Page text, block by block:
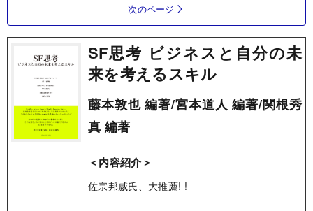
次のページ
SF思考 ビジネスと自分の未
来を考えるスキル
藤本敦也 編著/宮本道人 編著/関根秀
真 編著
＜内容紹介＞
佐宗邦威氏、大推薦! !